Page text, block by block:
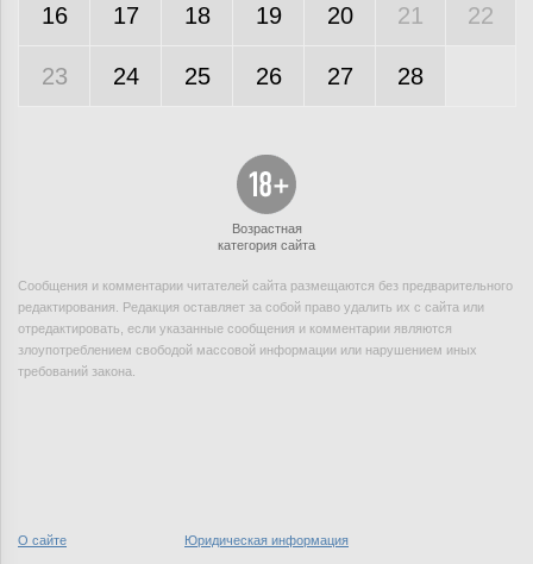
16 17 18 19 20 21 22
23 24 25 26 27 28
Возрастная
категория сайта
Сообщения и комментарии читателей сайта размещаются без предварительного
редактирования. Редакция оставляет за собой право удалить их с сайта или
отредактировать, если указанные сообщения и комментарии являются
злоупотреблением свободой массовой информации или нарушением иных
требований закона.
О сайте Юридическая информация